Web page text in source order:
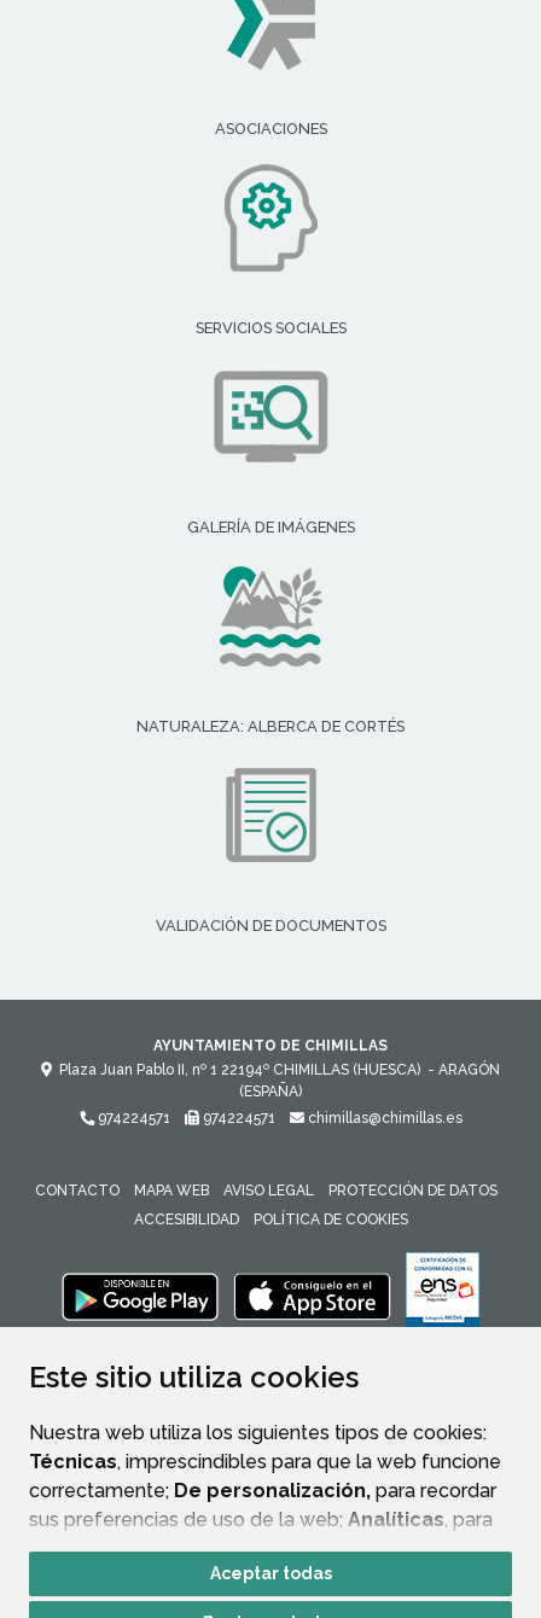
Este sitio utiliza cookies
Nuestra web utiliza los siguientes tipos de cookies:
Técnicas, imprescindibles para que la web funcione
correctamente; De personalización, para recordar
sus preferencias de uso de la web; Analíticas, para
mejorar el funcionamiento de la web y sus servicios.
Si acepta pulsando el botón“Aceptar todas”
Aceptar todas
ASOCIACIONES
SERVICIOS SOCIALES
GALERÍA DE IMÁGENES
NATURALEZA: ALBERCA DE CORTÉS
VALIDACIÓN DE DOCUMENTOS
AYUNTAMIENTO DE CHIMILLAS
Plaza Juan Pablo II, nº 1 22194º CHIMILLAS (HUESCA) - ARAGÓN
(ESPAÑA)
974224571
974224571 chimillas@chimillas.es
CONTACTO MAPA WEB AVISO LEGAL
PROTECCIÓN DE DATOS
ACCESIBILIDAD
POLÍTICA DE COOKIES